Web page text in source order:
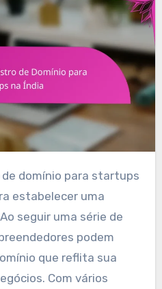
estabelecer uma
seguir uma série de
podem
que reflita sua
Com vários